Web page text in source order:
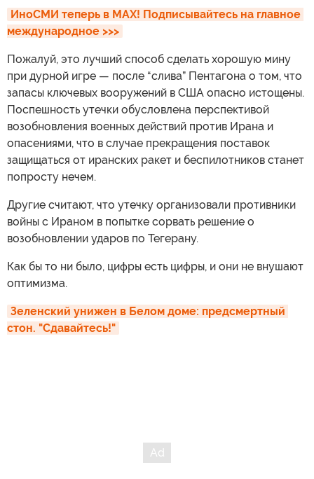
ИноСМИ теперь в MAX! Подписывайтесь на главное
международное >>>
Пожалуй, это лучший способ сделать хорошую мину
при дурной игре — после “слива” Пентагона о том, что
запасы ключевых вооружений в США опасно истощены.
Поспешность утечки обусловлена перспективой
возобновления военных действий против Ирана и
опасениями, что в случае прекращения поставок
защищаться от иранских ракет и беспилотников станет
попросту нечем.
Другие считают, что утечку организовали противники
войны с Ираном в попытке сорвать решение о
возобновлении ударов по Тегерану.
Как бы то ни было, цифры есть цифры, и они не внушают
оптимизма.
Зеленский унижен в Белом доме: предсмертный
стон. "Сдавайтесь!"